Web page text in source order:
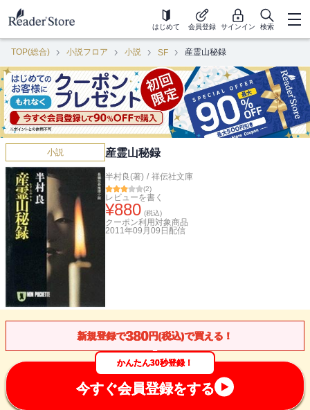
はじめて 会員登録 サインイン 検索
TOP(総合) 小説フロア 小説 SF 産霊山秘録
小説 産霊山秘録
半村良(著) / 祥伝社文庫
(2)
レビューを書く
¥880 (税込)
クーポン利用対象商品
2011年09月09日 配信
新規登録で380円(税込)で買える！
かんたん30秒登録！
今すぐ会員登録をする